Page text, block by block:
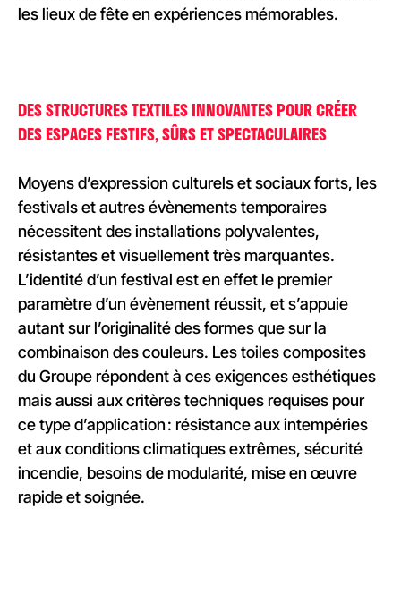
les lieux de fête en expériences mémorables.
DES STRUCTURES TEXTILES INNOVANTES POUR CRÉER
DES ESPACES FESTIFS, SÛRS ET SPECTACULAIRES
Moyens d’expression culturels et sociaux forts, les
festivals et autres évènements temporaires
nécessitent des installations polyvalentes,
résistantes et visuellement très marquantes.
L’identité d’un festival est en effet le premier
paramètre d’un évènement réussit, et s’appuie
autant sur l’originalité des formes que sur la
combinaison des couleurs. Les toiles composites
du Groupe répondent à ces exigences esthétiques
mais aussi aux critères techniques requises pour
ce type d’application : résistance aux intempéries
et aux conditions climatiques extrêmes, sécurité
incendie, besoins de modularité, mise en œuvre
rapide et soignée.